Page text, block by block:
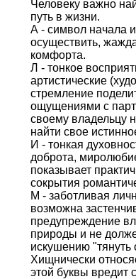
Человеку важно
путь в жизни.
А - символ начала
осуществить,
комфорта.
Л - тонкое
артистические
стремление
ощущениями с
своему владельцу
найти свое
И - тонкая
доброта,
показывает
сокрытия
М - заботливая
возможна
предупреждение
природы и не
искушению "тянуть
Хищнически
этой буквы вредит